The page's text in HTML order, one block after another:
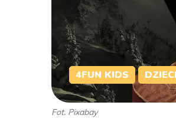
Fot. Pixabay
4FUN KIDS DZIECI